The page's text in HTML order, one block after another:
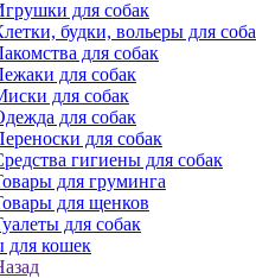
для собак
будки, вольеры для
для собак
для собак
для собак
для собак
для собак
гигиены для собак
для груминга
для щенков
для собак
для кошек